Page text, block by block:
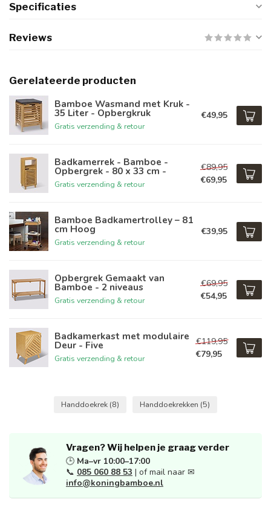
Specificaties
Reviews
Gerelateerde producten
Bamboe Wasmand met Kruk -
35 Liter - Opbergkruk
Gratis verzending & retour
€49,95
Badkamerrek - Bamboe -
Opbergrek - 80 x 33 cm -
Gratis verzending & retour
€89,95
€69,95
Bamboe Badkamertrolley – 81
cm Hoog
Gratis verzending & retour
€39,95
Opbergrek Gemaakt van
Bamboe - 2 niveaus
Gratis verzending & retour
€69,95
€54,95
Badkamerkast met modulaire
Deur - Five
Gratis verzending & retour
€119,95
€79,95
Handdoekrek (8) Handdoekrekken (5)
Vragen? Wij helpen je graag verder
🕒 Ma–vr 10:00–17:00
📞 085 060 88 53 | of mail naar ✉
info@koningbamboe.nl